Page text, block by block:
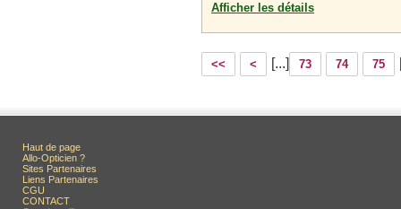
Afficher les détails
<< < [...] 73 74 75
Haut de page
Allo-Opticien ?
Sites Partenaires
Liens Partenaires
CGU
CONTACT